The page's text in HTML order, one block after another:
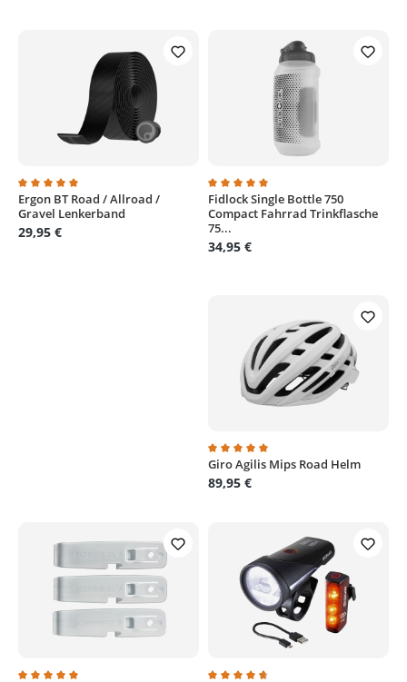
Durchschnittliche Bewertung von 5 von 5 Sternen
Ergon BT Road / Allroad /
Gravel Lenkerband
29,95 €
Durchschnittliche Bewertung
Fidlock Single Bottle 750
Compact Fahrrad Trinkflasche
75...
34,95 €
Durchschnittliche Bewertung
Giro Agilis Mips Road Helm
89,95 €